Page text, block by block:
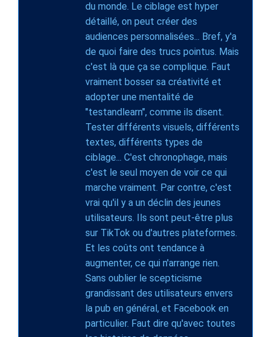
du monde. Le ciblage est hyper
détaillé, on peut créer des
audiences personnalisées... Bref, y'a
de quoi faire des trucs pointus. Mais
c'est là que ça se complique. Faut
vraiment bosser sa créativité et
adopter une mentalité de
"testandlearn", comme ils disent.
Tester différents visuels, différents
textes, différents types de
ciblage... C'est chronophage, mais
c'est le seul moyen de voir ce qui
marche vraiment. Par contre, c'est
vrai qu'il y a un déclin des jeunes
utilisateurs. Ils sont peut-être plus
sur TikTok ou d'autres plateformes.
Et les coûts ont tendance à
augmenter, ce qui n'arrange rien.
Sans oublier le scepticisme
grandissant des utilisateurs envers
la pub en général, et Facebook en
particulier. Faut dire qu'avec toutes